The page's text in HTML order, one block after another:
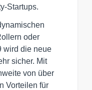
Startups.
oder
wird die neue
sicher. Mit
von über
Vorteilen für